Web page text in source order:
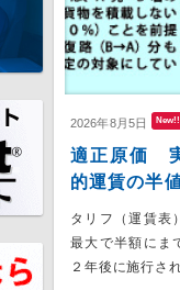
2026年8月5日 New!!
適正原価
的運賃の半
タリフ（運賃表
最大で半額にま
２年後に施行さ